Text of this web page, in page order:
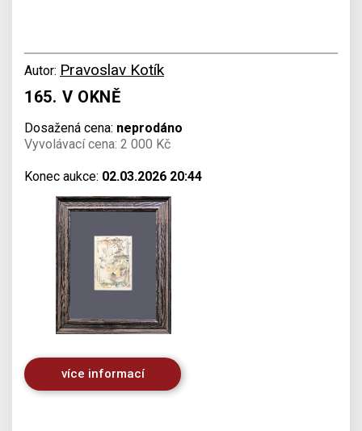
Autor: Pravoslav Kotík
165. V OKNĚ
Dosažená cena: neprodáno
Vyvolávací cena: 2 000 Kč
Konec aukce: 02.03.2026 20:44
více informací